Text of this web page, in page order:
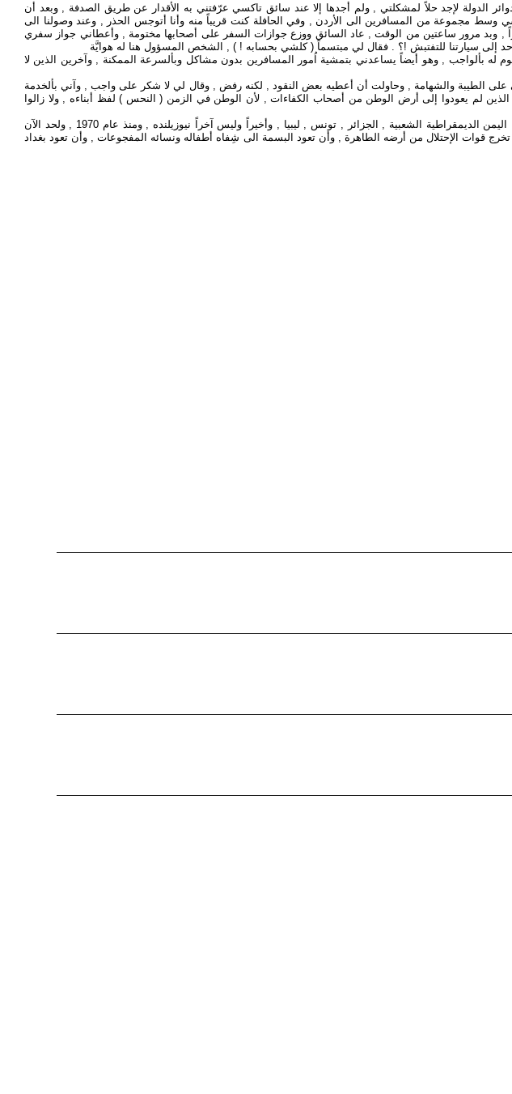
الدولة لإجد حلاً لمشكلتي , ولم أجدها إلا عند سائق تاكسي عرّفتني به الأقدار عن طريق الصدفة , وبعد أن
مجموعة من المسافرين الى الأردن , وفي الحافلة كنت قريباً منه وأنا أتوجس الحذر , وعند وصولنا الى
, وبد مرور ساعتين من الوقت , عاد السائق ووزع جوازات السفر على أصحابها مختومة , وأعطاني جواز سفري
إلى سيارتنا للتفتبش !؟ . فقال لي مبتسماً ( كلشي بحسابه ! ) , الشخص المسؤول هنا له هوايَّة
له بألواجب , وهو أيضاً يساعدني بتمشية اُمور المسافرين بدون مشاكل وبألسرعة الممكنة , وآخرين الذين لا
على الطيبة والشهامة , وحاولت أن أعطيه بعض النقود , لكنه رفض , وقال لي لا شكر على واجب , وآني بألخدمة
لم يعودوا إلى أرض الوطن من أصحاب الكفاءات , لأن الوطن في الزمن ( النحس ) لفظ أبناءه , ولا زالوا
المحطات كانت عديدة , فمنها للدراسة , ومنها للعمل والهجرة , وكانت على التوالي , بلغاريا , الكويت , الإمارات العربية المتحدة , اليمن الديمقراطية الشعبية , الجزائر , تونس , ليبيا , وأخيراً وليس آخراً نيوزيلنده , ومنذ عام 1970 , ولحد الآن
الإحتلال من أرضه الطاهرة , وأن تعود البسمة الى شِفاه أطفاله ونسائه المفجوعات , وأن تعود بغداد